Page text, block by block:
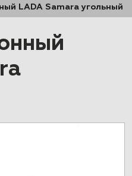
LADA Samara угольный